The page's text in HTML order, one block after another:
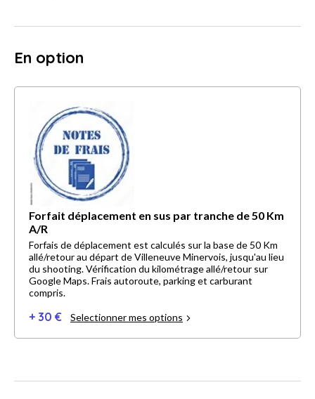
En option
Forfait déplacement en sus par tranche de 50 Km
A/R
Forfais de déplacement est calculés sur la base de 50 Km
allé/retour au départ de Villeneuve Minervois, jusqu'au lieu
du shooting. Vérification du kilométrage allé/retour sur
Google Maps. Frais autoroute, parking et carburant
compris.
+ 30 € Selectionner mes options